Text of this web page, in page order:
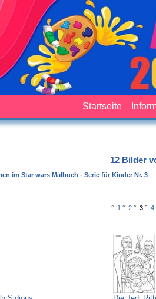
Startseite
12 Bilder
im Star wars Malbuch - Serie für Kinder Nr. 3
° 1 ° 2° 3 ° 4